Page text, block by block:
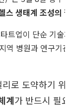
스 생태계 조성의
트업이 단순 기
역 병원과 연구기
로 도약하기
계가 반드시 필